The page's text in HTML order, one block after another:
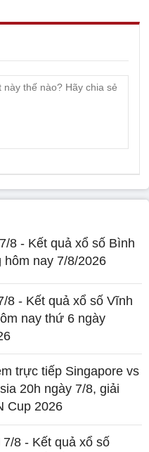
8 - Kết quả xổ số Bình
hôm nay 7/8/2026
8 - Kết quả xổ số Vĩnh
nay thứ 6 ngày
trực tiếp Singapore vs
20h ngày 7/8, giải
Cup 2026
7/8 - Kết quả xổ số